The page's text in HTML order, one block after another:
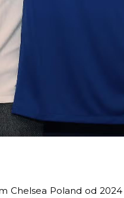
Chelsea Poland od